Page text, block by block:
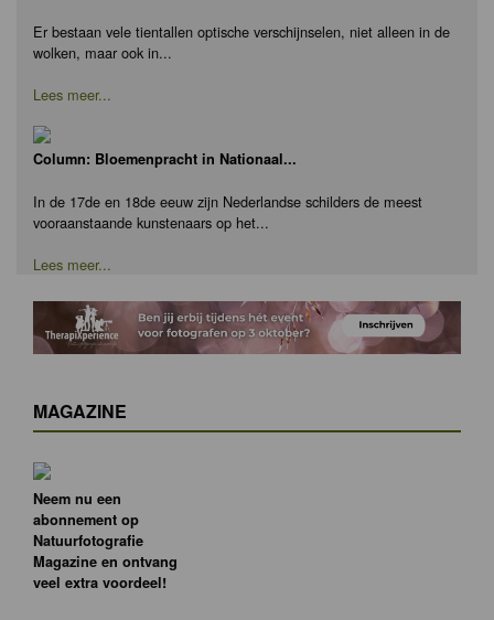
Er bestaan vele tientallen optische verschijnselen, niet alleen in de
wolken, maar ook in...
Lees meer...
Column: Bloemenpracht in Nationaal...
In de 17de en 18de eeuw zijn Nederlandse schilders de meest
vooraanstaande kunstenaars op het...
Lees meer...
MAGAZINE
Neem nu een
abonnement op
Natuurfotografie
Magazine en ontvang
veel extra voordeel!